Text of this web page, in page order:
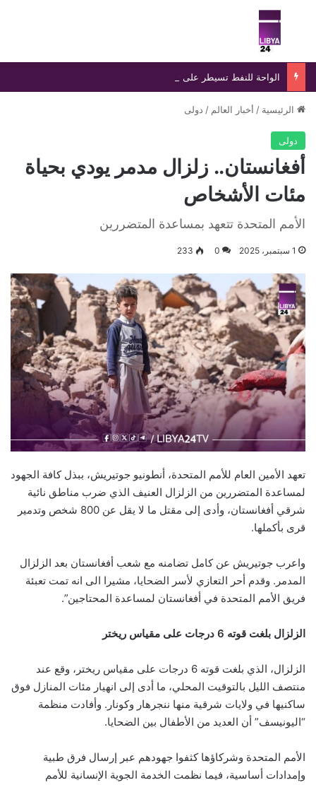
بحث عن
الرئيسية / أخبار العالم / دولى
دولى
أفغانستان.. زلزال مدمر يودي بحياة
مئات الأشخاص
الأمم المتحدة تتعهد بمساعدة المتضررين
1 سبتمبر، 2025 0
233
تعهد الأمين العام للأمم المتحدة، أنطونيو جوتيريش، ببذل كافة الجهود
لمساعدة المتضررين من الزلزال العنيف الذي ضرب مناطق نائية
شرقي أفغانستان، وأدى إلى مقتل ما لا يقل عن 800 شخص وتدمير
قرى بأكملها.
واعرب جوتيريش عن كامل تضامنه مع شعب أفغانستان بعد الزلزال
المدمر. وقدم أحر التعازي لأسر الضحايا، مشيرا الى انه تمت تعبئة
فريق الأمم المتحدة في أفغانستان لمساعدة المحتاجين”.
الزلزال بلغت قوته 6 درجات على مقياس ريختر
الزلزال، الذي بلغت قوته 6 درجات على مقياس ريختر، وقع عند
منتصف الليل بالتوقيت المحلي، ما أدى إلى انهيار مئات المنازل فوق
ساكنيها في ولايات شرقية منها ننجرهار وكونار. وأفادت منظمة
“اليونيسف” أن العديد من الأطفال بين الضحايا.
الأمم المتحدة وشركاؤها كثفوا جهودهم عبر إرسال فرق طبية
وإمدادات أساسية، فيما نظمت الخدمة الجوية الإنسانية للأمم